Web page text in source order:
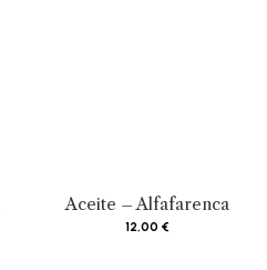
Aceite – Alfafarenca
12,00€